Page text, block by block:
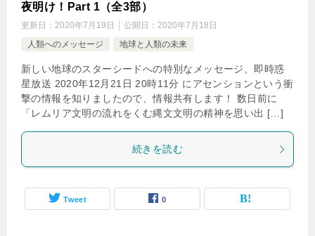
夜明け！Part 1（全3部）
更新日： 2020年7月19日 公開日： 2020年7月18日
人類へのメッセージ
地球と人類の未来
新しい地球のスターシードへの特別なメッセージ、即時惑
星放送 2020年12月21日 20時11分 にアセンションという衝
撃の情報を知りましたので、情報共有します！ 数日前に
「レムリア文明の流れをくむ縄文文明の精神を思い出 […]
続きを読む
Tweet 0